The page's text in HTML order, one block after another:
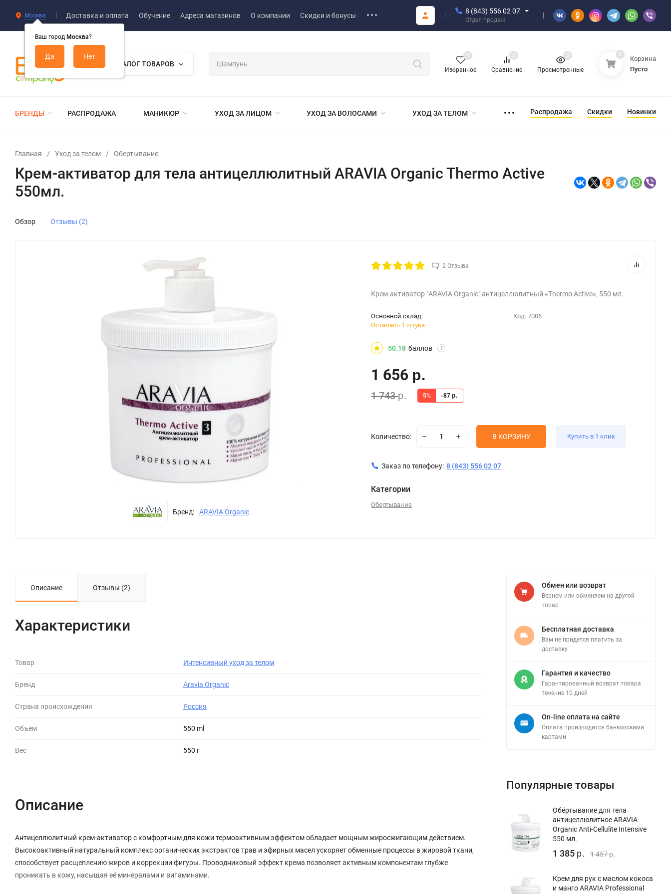
Москва
Ваш город Москва?
Доставка и оплата Обучение Адреса магазинов О компании Скидки и бонусы
8 (843) 556 02 07
Отдел продаж
КАТАЛОГ ТОВАРОВ
Избранное
0
Сравнение
0
Просмотренные
0 0
Корзина
Пусто
БРЕНДЫ РАСПРОДАЖА МАНИКЮР УХОД ЗА ЛИЦОМ УХОД ЗА ВОЛОСАМИ УХОД ЗА ТЕЛОМ Распродажа Скидки Новинки
Главная / Уход за телом / Обертывание
Крем-активатор для тела антицеллюлитный ARAVIA Organic Thermo Active
550мл.
Обзор Отзывы (2)
Бренд: ARAVIA Organic
2 Отзыва
Крем-активатор "ARAVIA Organic" антицеллюлитный «Thermo Active», 550 мл.
Основной склад:
Осталась 1 штука
Код:7006
50.18 баллов ?
1 656 р.
1 743р. 5% -87 р.
Количество: В КОРЗИНУ Купить в 1 клик
Заказ по телефону: 8 (843) 556 02 07
Категории
Обертывание
Описание Отзывы (2)
Характеристики
Товар Интенсивный уход за телом
Бренд Aravia Organic
Страна происхождения Россия
Объем 550 ml
Вес 550 г
Описание
Антицеллюлитный крем-активатор с комфортным для кожи термоактивным эффектом обладает мощным жиросжигающим действием.
Высокоактивный натуральный комплекс органических экстрактов трав и эфирных масел ускоряет обменные процессы в жировой ткани,
способствует расщеплению жиров и коррекции фигуры. Проводниковый эффект крема позволяет активным компонентам глубже
проникать в кожу, насыщая её минералами и витаминами.
Обмен или возврат
Вернем или обменяем на другой
товар
Бесплатная доставка
Вам не придется платить за
доставку
Гарантия и качество
Гарантированный возврат товара
течение 10 дней
On-line оплата на сайте
Оплата производится банковскими
картами
Популярные товары
Обёртывание для тела
антицеллюлитное ARAVIA
Organic Anti-Cellulite Intensive
550 мл.
1 385 р. 1 457р.
Крем для рук с маслом кокоса
и манго ARAVIA Professional